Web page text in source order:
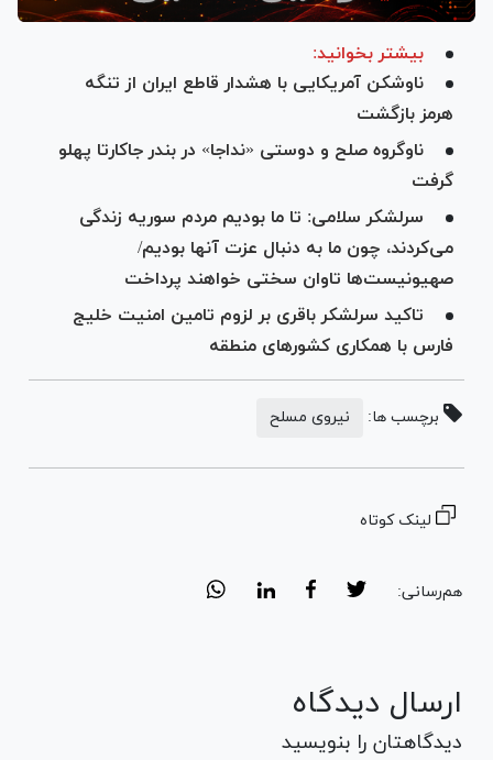
بیشتر بخوانید:
ناوشکن آمریکایی با هشدار قاطع ایران از تنگه
هرمز بازگشت
ناوگروه صلح و دوستی «نداجا» در بندر جاکارتا پهلو
گرفت
سرلشکر سلامی: تا ما بودیم مردم سوریه زندگی
می‌کردند، چون ما به دنبال عزت آنها بودیم/
صهیونیست‌ها تاوان سختی خواهند پرداخت
تاکید سرلشکر باقری بر لزوم تامین امنیت خلیج‌
فارس با همکاری کشور‌های منطقه
برچسب ها: نیروی مسلح
لینک کوتاه
هم‌رسانی:
ارسال دیدگاه
دیدگاهتان را بنویسید